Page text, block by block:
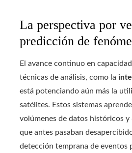
La perspectiva por
predicción de
El avance continuo en
técnicas de análisis, como la
está potenciando aún más la
satélites. Estos sistemas
volúmenes de datos históricos
que antes pasaban
detección temprana de eventos